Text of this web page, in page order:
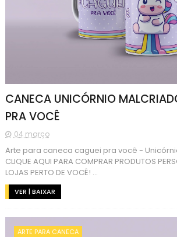
CANECA UNICÓRNIO
PRA VOCÊ
04 março
Arte para caneca caguei pra você -
CLIQUE AQUI PARA COMPRAR PRODUTOS
LOJAS PERTO DE VOCÊ! ...
VER | BAIXAR
ARTE PARA CANECA